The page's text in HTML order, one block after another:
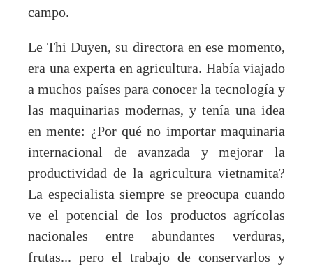
campo.
Le Thi Duyen, su directora en ese momento,
era una experta en agricultura. Había viajado
a muchos países para conocer la tecnología y
las maquinarias modernas, y tenía una idea
en mente: ¿Por qué no importar maquinaria
internacional de avanzada y mejorar la
productividad de la agricultura vietnamita?
La especialista siempre se preocupa cuando
ve el potencial de los productos agrícolas
nacionales entre abundantes verduras,
frutas... pero el trabajo de conservarlos y